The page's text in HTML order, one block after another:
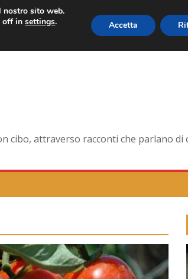
cibo, attraverso racconti che parlano
nostro sito web.
off insettings. Accetta